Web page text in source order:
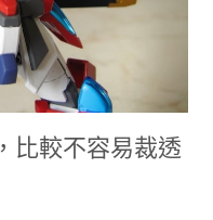
比較不容易裁透